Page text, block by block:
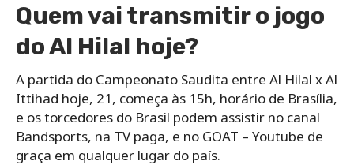
Quem vai transmitir o jogo
do Al Hilal hoje?
A partida do Campeonato Saudita entre Al Hilal x Al
Ittihad hoje, 21, começa às 15h, horário de Brasília,
e os torcedores do Brasil podem assistir no canal
Bandsports, na TV paga, e no GOAT – Youtube de
graça em qualquer lugar do país.